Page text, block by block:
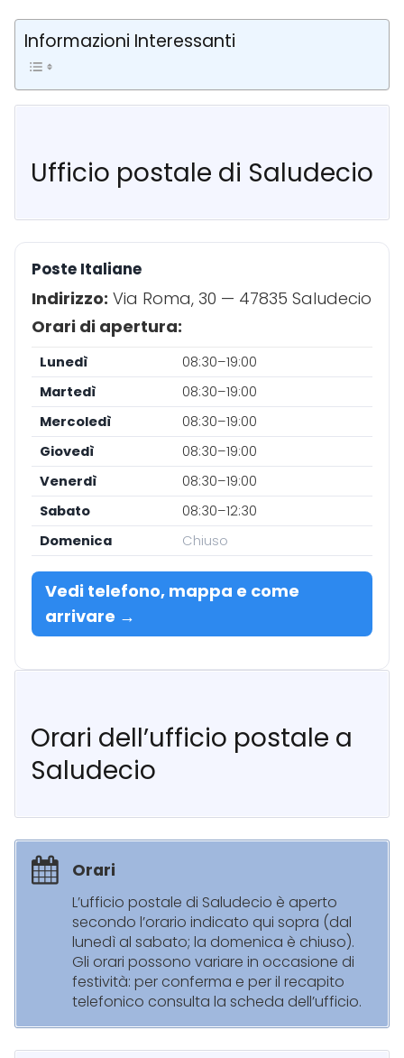
Informazioni Interessanti
Ufficio postale di Saludecio
Poste Italiane
Indirizzo: Via Roma, 30 — 47835 Saludecio
Orari di apertura:
Lunedì
08:30–19:00
Martedì
08:30–19:00
Mercoledì
08:30–19:00
Giovedì
08:30–19:00
Venerdì
08:30–19:00
Sabato
08:30–12:30
Domenica
Chiuso
Vedi telefono, mappa e come
arrivare →
Orari dell’ufficio postale a
Saludecio
Orari
L’ufficio postale di Saludecio è aperto
secondo l’orario indicato qui sopra (dal
lunedì al sabato; la domenica è chiuso).
Gli orari possono variare in occasione di
festività: per conferma e per il recapito
telefonico consulta la scheda dell’ufficio.